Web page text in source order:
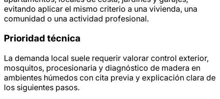
evitando aplicar el mismo criterio a una vivienda, una
comunidad o una actividad profesional.
Prioridad técnica
La demanda local suele requerir valorar control exterior,
mosquitos, procesionaria y diagnóstico de madera en
ambientes húmedos con cita previa y explicación clara de
los siguientes pasos.